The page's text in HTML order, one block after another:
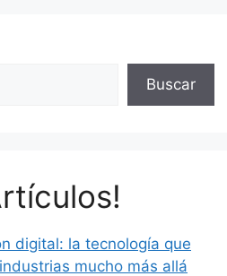
Buscar
digital: la tecnología que
mucho más allá